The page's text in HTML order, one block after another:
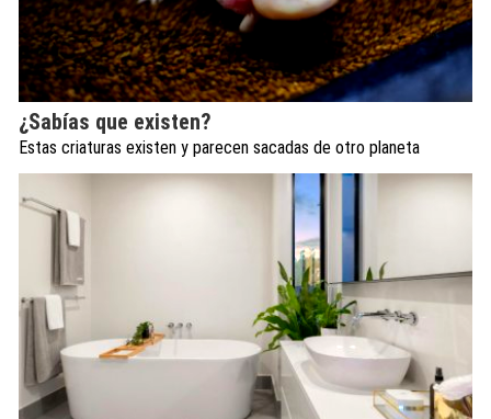
¿Sabías que existen?
Estas criaturas existen y parecen sacadas de otro planeta